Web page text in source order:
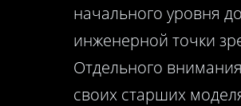
начального уровня
инженерной точки
Отдельного
своих старших